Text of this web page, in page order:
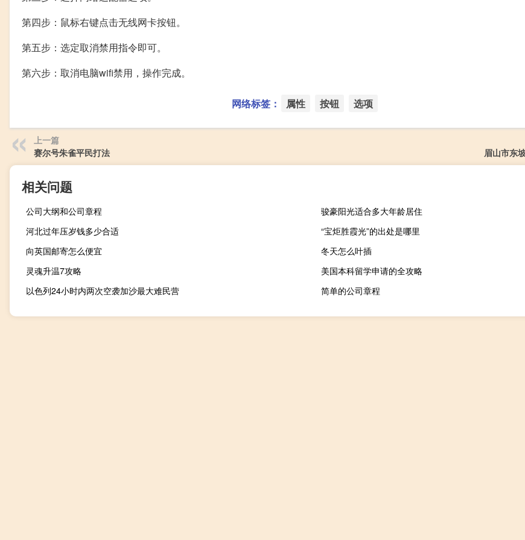
第四步：鼠标右键点击无线网卡按钮。
第五步：选定取消禁用指令即可。
第六步：取消电脑wifi禁用，操作完成。
网络标签： 属性 按钮 选项
上一篇
赛尔号朱雀平民打法
眉山市东
相关问题
公司大纲和公司章程
骏豪阳光适合多大年龄居住
河北过年压岁钱多少合适
“宝炬胜霞光”的出处是哪里
向英国邮寄怎么便宜
冬天怎么叶插
灵魂升温7攻略
美国本科留学申请的全攻略
以色列24小时内两次空袭加沙最大难民营
简单的公司章程